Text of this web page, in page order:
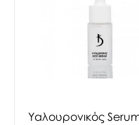
Υαλουρονικός